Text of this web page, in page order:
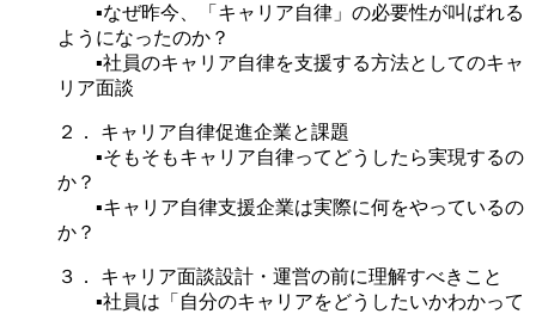
▪なぜ昨今、「キャリア自律」の必要性が叫ばれる
ようになったのか？
▪社員のキャリア自律を支援する方法としてのキャ
リア面談
２． キャリア自律促進企業と課題
▪そもそもキャリア自律ってどうしたら実現するの
か？
▪キャリア自律支援企業は実際に何をやっているの
か？
３． キャリア面談設計・運営の前に理解すべきこと
▪社員は「自分のキャリアをどうしたいかわかって